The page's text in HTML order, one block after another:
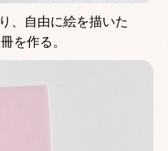
、自由に絵を描いた
を作る。